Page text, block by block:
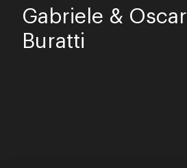
Gabriele & Oscar
Buratti